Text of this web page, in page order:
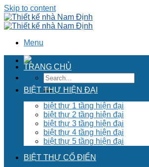
Skip to content
Menu
TRANG CHỦ
BIỆT THỰ HIỆN ĐẠI
biệt thự 1 tầng hiện đại
biệt thự 2 tầng hiện đại
biệt thự 3 tầng hiện đại
biệt thự 4 tầng hiện đại
biệt thự 5 tầng hiện đại
BIỆT THỰ CỔ ĐIỂN